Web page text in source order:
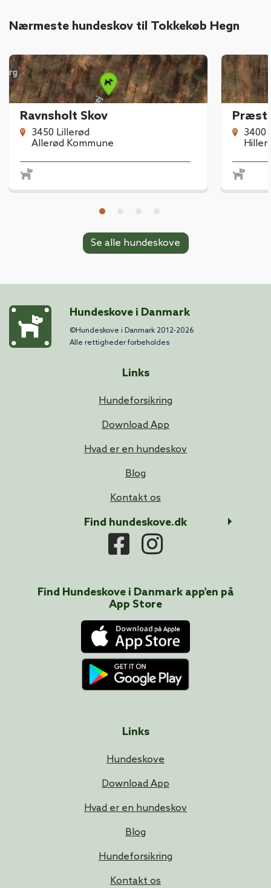
Nærmeste hundeskov til Tokkekøb Hegn
Ravnsholt Skov
3450 Lillerød
Allerød Kommune
3400
Se alle hundeskove
Hundeskove i Danmark
©Hundeskove i Danmark 2012-2026
Alle rettigheder forbeholdes
Links
Hundeskove
Download App
Hvad er en hundeskov
Blog
Hundeforsikring
Kontakt os
Links
Hundeforsikring
Download App
Hvad er en hundeskov
Blog
Kontakt os
Find hundeskove.dk
Find Hundeskove i Danmark app'en på
App Store